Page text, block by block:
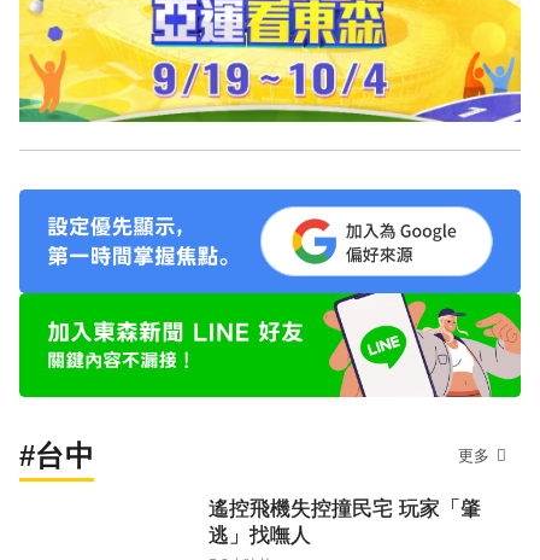
#台中 更多
遙控飛機失控撞民宅 玩家「肇
逃」找嘸人